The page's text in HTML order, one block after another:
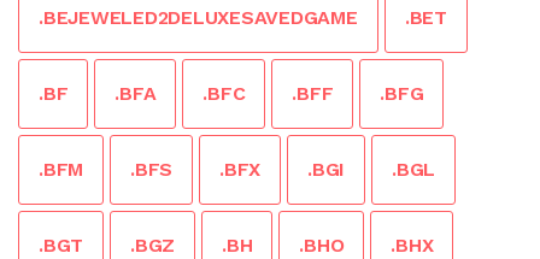
.BEJEWELED2DELUXESAVEDGAME .BET
.BF .BFA .BFC .BFF .BFG
.BFM .BFS .BFX .BGI .BGL
.BGT .BGZ .BH .BHO .BHX